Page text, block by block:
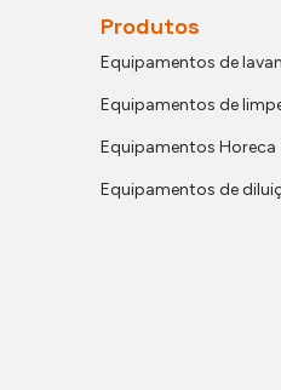
Produtos
Equipamentos de
Equipamentos de
Equipamentos Horeca
Equipamentos de